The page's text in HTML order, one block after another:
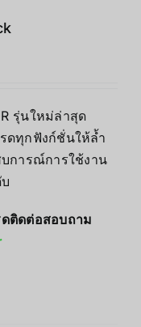
รุ่นใหม่ล่าสุด
ดทุกฟังก์ชั่นให้ล้ำ
การณ์การใช้งาน
ติดต่อสอบถาม